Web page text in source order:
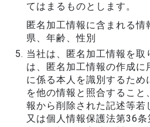
てはまるものとします。
匿名加工情報に含まれる情
県、年齢、性別
当社は、匿名加工情報を取
は、匿名加工情報の作成に
に係る本人を識別するため
を他の情報と照合するこ
報から削除された記述等若
又は個人情報保護法第36